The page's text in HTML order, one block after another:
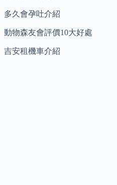
多久會孕吐介紹
動物森友會評價10大好處
吉安租機車介紹